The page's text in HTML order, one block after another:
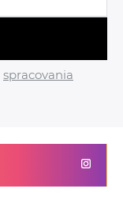
spracovania